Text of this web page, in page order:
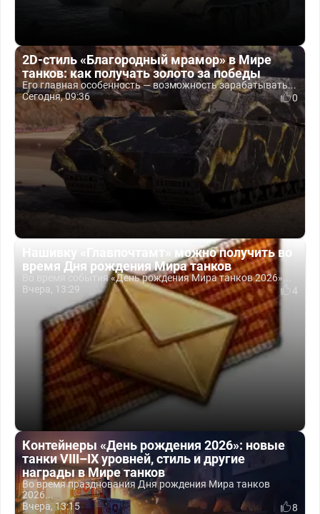
2D-стиль «Благородный мрамор» в Мире
танков: как получать золото за победы
Его главная особенность — возможность зарабатывать...
Сегодня, 09:36
0
Нашивку «Главпочтамт» можно получить во
время Дня рождения Мира танков
Во время события «День рождения Мира танков 2026»...
Вчера, 13:29
4
Контейнеры «День рождения 2026»: новые
танки VIII–IX уровней, стиль и другие
награды в Мире танков
Во время празднования Дня рождения Мира танков
2026...
Вчера, 13:15
8